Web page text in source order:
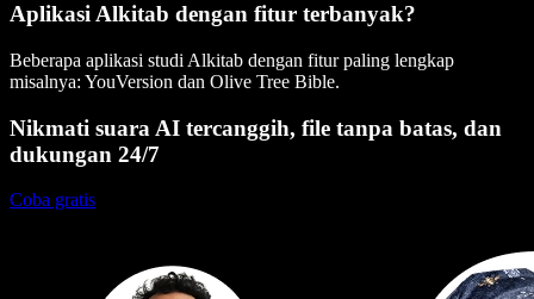
Aplikasi Alkitab dengan fitur terbanyak?
Beberapa aplikasi studi Alkitab dengan fitur paling lengkap
misalnya: YouVersion dan Olive Tree Bible.
Nikmati suara AI tercanggih, file tanpa batas, dan
dukungan 24/7
Coba gratis